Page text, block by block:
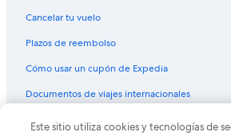
Moteles en Aurora
Posadas en Aurora
Hoteles cerca de Anschutz Medical Campus
Cancelar tu vuelo
Plazos de reembolso
Cómo usar un cupón de Expedia
Documentos de viajes internacionales
© 2026 Expedia, Inc., una empresa de Expedia
Este sitio utiliza cookies y tecnologías de